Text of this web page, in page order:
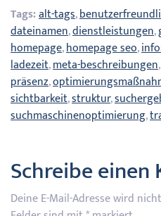
Tags:alt-tags,
dateinamen,dienstleistungen,
homepage,homepage seo,
ladezeit,meta-beschreibungen,
präsenz,
sichtbarkeit,struktur,
suchmaschinenoptimierung,
Schreibe
Deine E-Mail-Adresse wird